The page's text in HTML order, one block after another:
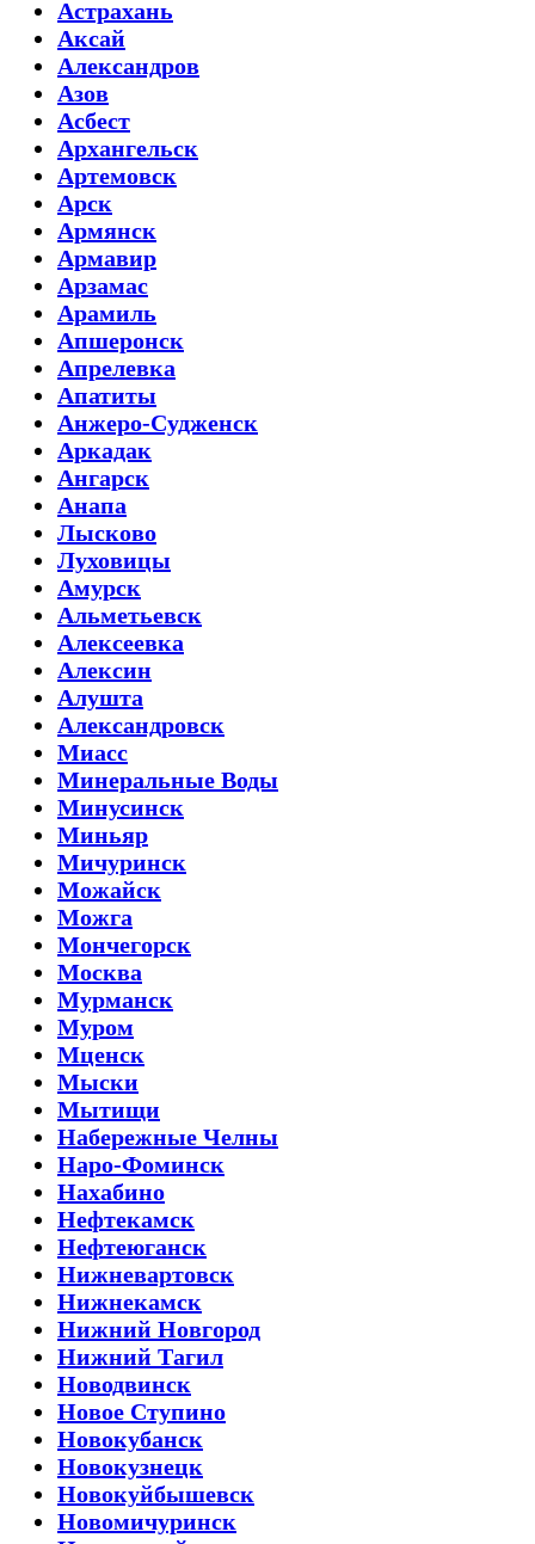
Астрахань
Аксай
Александров
Азов
Асбест
Архангельск
Артемовск
Арск
Армянск
Армавир
Арзамас
Арамиль
Апшеронск
Апрелевка
Апатиты
Анжеро-Судженск
Аркадак
Ангарск
Анапа
Лысково
Луховицы
Амурск
Альметьевск
Алексеевка
Алексин
Алушта
Александровск
Миасс
Минеральные Воды
Минусинск
Миньяр
Мичуринск
Можайск
Можга
Мончегорск
Москва
Мурманск
Муром
Мценск
Мыски
Мытищи
Набережные Челны
Наро-Фоминск
Нахабино
Нефтекамск
Нефтеюганск
Нижневартовск
Нижнекамск
Нижний Новгород
Нижний Тагил
Новодвинск
Новое Ступино
Новокубанск
Новокузнецк
Новокуйбышевск
Новомичуринск